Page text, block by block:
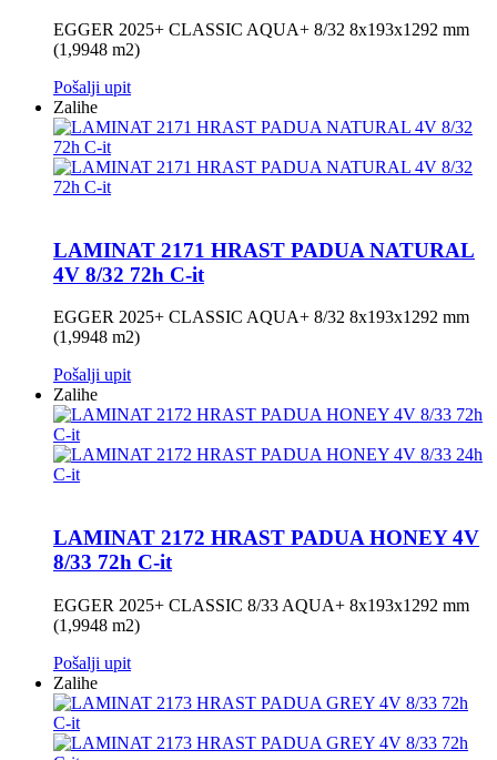
EGGER 2025+ CLASSIC AQUA+ 8/32 8x193x1292 mm
(1,9948 m2)
Pošalji upit
Zalihe
LAMINAT 2171 HRAST PADUA NATURAL
4V 8/32 72h C-it
EGGER 2025+ CLASSIC AQUA+ 8/32 8x193x1292 mm
(1,9948 m2)
Pošalji upit
Zalihe
LAMINAT 2172 HRAST PADUA HONEY 4V
8/33 72h C-it
EGGER 2025+ CLASSIC 8/33 AQUA+ 8x193x1292 mm
(1,9948 m2)
Pošalji upit
Zalihe